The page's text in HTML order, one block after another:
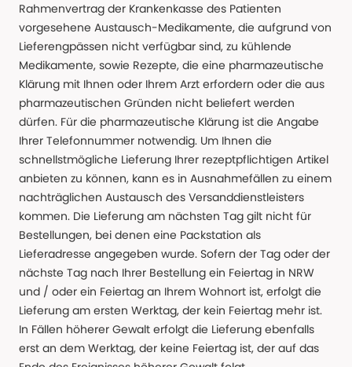
Rahmenvertrag der Krankenkasse des Patienten
vorgesehene Austausch-Medikamente, die aufgrund von
Lieferengpässen nicht verfügbar sind, zu kühlende
Medikamente, sowie Rezepte, die eine pharmazeutische
Klärung mit Ihnen oder Ihrem Arzt erfordern oder die aus
pharmazeutischen Gründen nicht beliefert werden
dürfen. Für die pharmazeutische Klärung ist die Angabe
Ihrer Telefonnummer notwendig. Um Ihnen die
schnellstmögliche Lieferung Ihrer rezeptpflichtigen Artikel
anbieten zu können, kann es in Ausnahmefällen zu einem
nachträglichen Austausch des Versanddienstleisters
kommen. Die Lieferung am nächsten Tag gilt nicht für
Bestellungen, bei denen eine Packstation als
Lieferadresse angegeben wurde. Sofern der Tag oder der
nächste Tag nach Ihrer Bestellung ein Feiertag in NRW
und / oder ein Feiertag an Ihrem Wohnort ist, erfolgt die
Lieferung am ersten Werktag, der kein Feiertag mehr ist.
In Fällen höherer Gewalt erfolgt die Lieferung ebenfalls
erst an dem Werktag, der keine Feiertag ist, der auf das